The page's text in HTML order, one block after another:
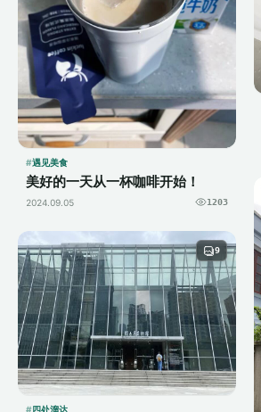
遇见美食
美好的一天从一杯咖啡开始！
2024.09.05 1203
9
四处溜达